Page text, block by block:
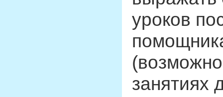
уроков
занятиях